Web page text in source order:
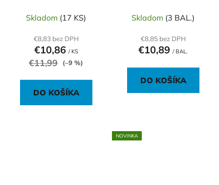
Skladom (17 KS)
€8,83 bez DPH
€10,86 / KS
€11,99 (–9 %)
DO KOŠÍKA
Skladom (3 BAL.)
€8,85 bez DPH
€10,89 / BAL.
DO KOŠÍKA
NOVINKA